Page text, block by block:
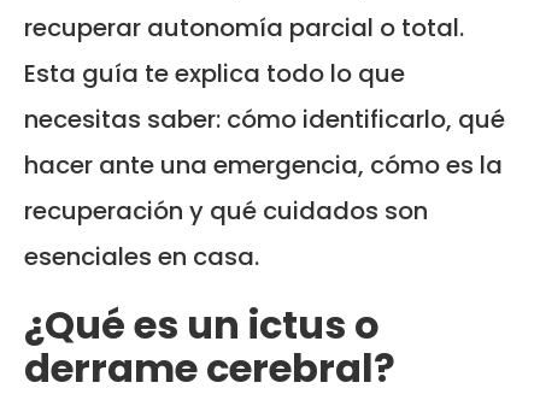
recuperar autonomía parcial o total.
Esta guía te explica todo lo que
necesitas saber: cómo identificarlo, qué
hacer ante una emergencia, cómo es la
recuperación y qué cuidados son
esenciales en casa.
¿Qué es un ictus o
derrame cerebral?